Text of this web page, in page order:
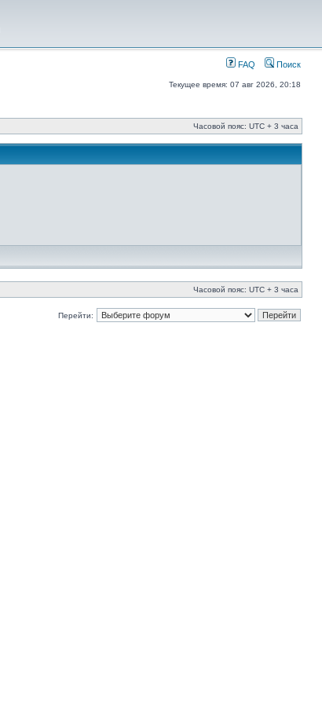
FAQ Поиск
Текущее время: 07 авг 2026, 20:18
Часовой пояс: UTC + 3 часа
Часовой пояс: UTC + 3 часа
Перейти: